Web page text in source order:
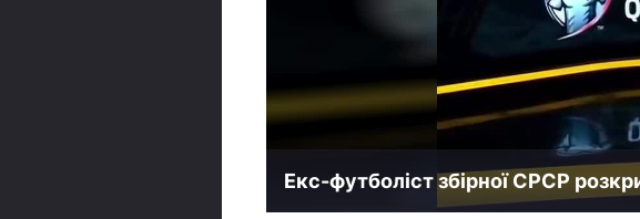
Екс-футболіст збірної СРСР